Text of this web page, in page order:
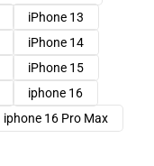
iPhone 13
iPhone 14
iPhone 15
iphone 16
iphone 16 Pro Max